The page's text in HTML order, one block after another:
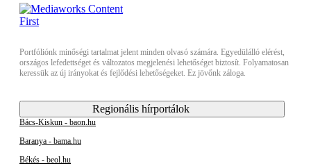
Portfóliónk minőségi tartalmat jelent minden olvasó számára. Egyedülálló elérést,
országos lefedettséget és változatos megjelenési lehetőséget biztosít. Folyamatosan
keressük az új irányokat és fejlődési lehetőségeket. Ez jövőnk záloga.
Regionális hírportálok
Bács-Kiskun - baon.hu
Baranya - bama.hu
Békés - beol.hu